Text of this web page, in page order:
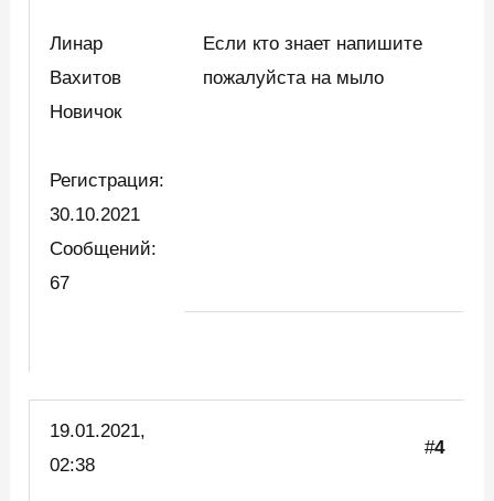
Линар
Вахитов
Новичок
Регистрация:
30.10.2021
Сообщений:
67
Если кто знает напишите
пожалуйста на мыло
19.01.2021,
02:38
#4